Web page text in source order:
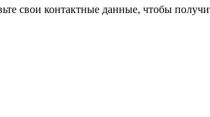
свои контактные данные, чтобы